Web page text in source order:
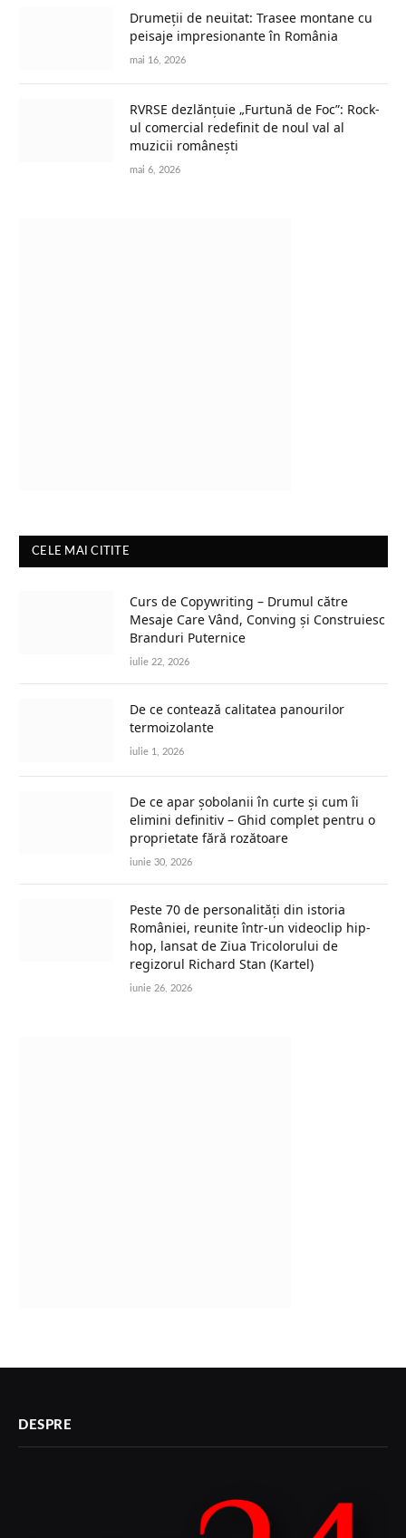
Drumeții de neuitat: Trasee montane cu
peisaje impresionante în România
mai 16, 2026
RVRSE dezlănțuie „Furtună de Foc”: Rock-
ul comercial redefinit de noul val al
muzicii românești
mai 6, 2026
CELE MAI CITITE
Curs de Copywriting – Drumul către
Mesaje Care Vând, Conving și Construiesc
Branduri Puternice
iulie 22, 2026
De ce contează calitatea panourilor
termoizolante
iulie 1, 2026
De ce apar șobolanii în curte și cum îi
elimini definitiv – Ghid complet pentru o
proprietate fără rozătoare
iunie 30, 2026
Peste 70 de personalități din istoria
României, reunite într-un videoclip hip-
hop, lansat de Ziua Tricolorului de
regizorul Richard Stan (Kartel)
iunie 26, 2026
DESPRE